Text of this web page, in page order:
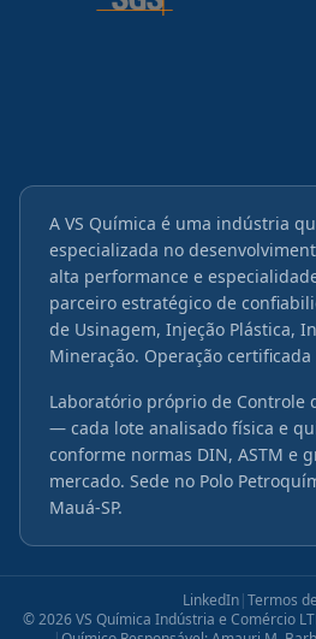
A VS Química é uma indústria
especializada no
alta performance e
parceiro estratégico de
de Usinagem, Injeção Plástica,
Mineração. Operação certificada
Laboratório próprio de Controle
— cada lote analisado física e
conforme normas DIN, ASTM e
mercado. Sede no Polo
Mauá-SP.
LinkedIn|Termos
©2026VS Química Indústria e Comércio